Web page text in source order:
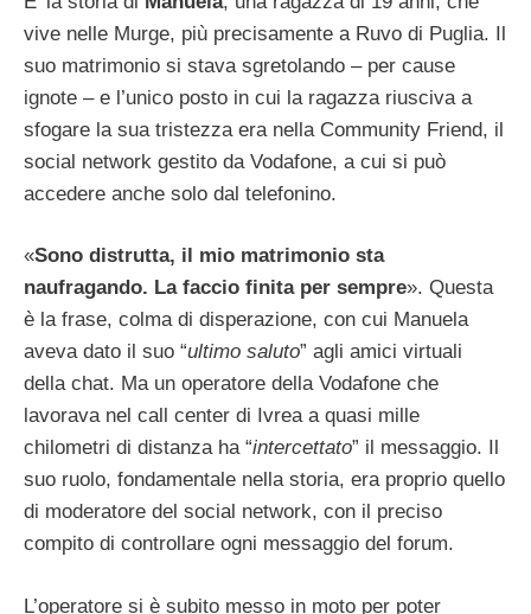
vive nelle Murge, più precisamente a Ruvo di Puglia. Il
suo matrimonio si stava sgretolando – per cause
ignote – e l’unico posto in cui la ragazza riusciva a
sfogare la sua tristezza era nella Community Friend, il
social network gestito da Vodafone, a cui si può
accedere anche solo dal telefonino.
«Sono distrutta, il mio matrimonio sta
naufragando. La faccio finita per sempre». Questa
è la frase, colma di disperazione, con cui Manuela
aveva dato il suo “ultimo saluto” agli amici virtuali
della chat. Ma un operatore della Vodafone che
lavorava nel call center di Ivrea a quasi mille
chilometri di distanza ha “intercettato” il messaggio. Il
suo ruolo, fondamentale nella storia, era proprio quello
di moderatore del social network, con il preciso
compito di controllare ogni messaggio del forum.
L’operatore si è subito messo in moto per poter